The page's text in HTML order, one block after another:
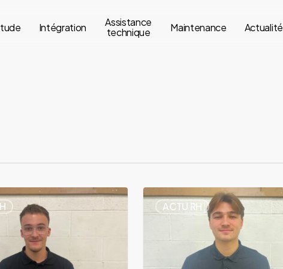
Intégration
Assistance
technique
Maintenance Actualité
ACTU RH